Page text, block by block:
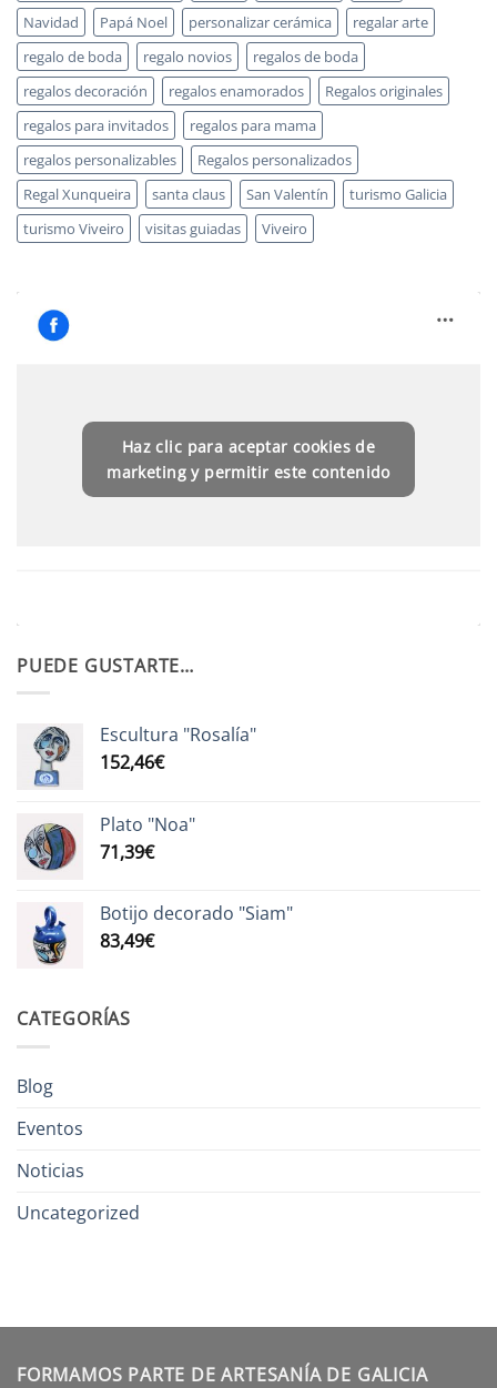
Navidad
Papá Noel personalizar cerámica
regalar arte
regalo de boda
regalo novios
regalos de boda
regalos decoración
regalos enamorados
Regalos originales
regalos para invitados
regalos para mama
regalos personalizables
Regalos personalizados
Regal Xunqueira
santa claus San Valentín
turismo Galicia
turismo Viveiro
visitas guiadas Viveiro
Haz clic para aceptar cookies de
marketing y permitir este contenido
PUEDE GUSTARTE…
Escultura "Rosalía"
152,46€
Plato "Noa"
71,39€
Botijo decorado "Siam"
83,49€
CATEGORÍAS
Blog
Eventos
Noticias
Uncategorized
FORMAMOS PARTE DE ARTESANÍA DE GALICIA